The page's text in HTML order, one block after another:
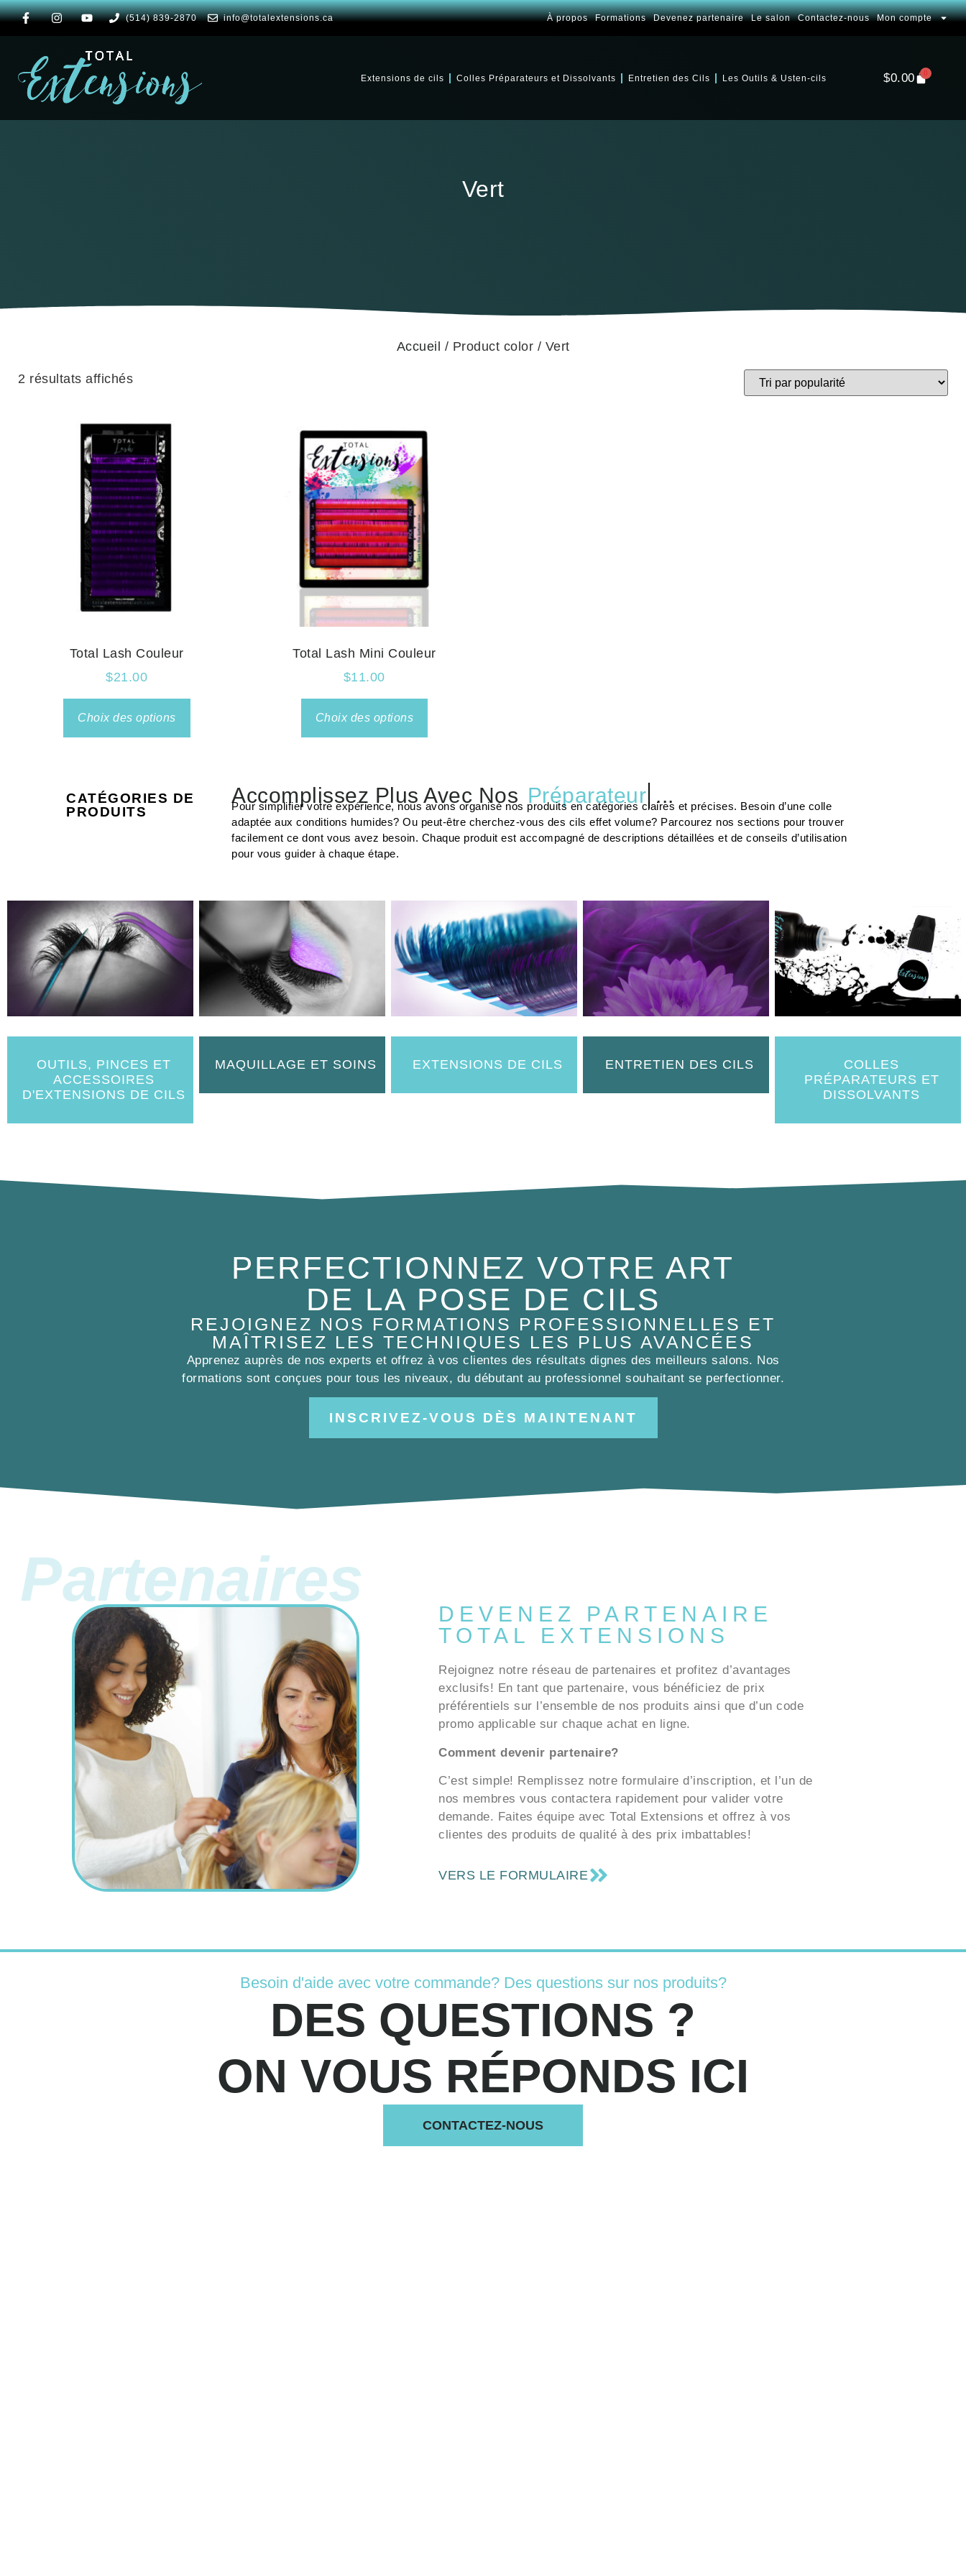
(514) 839-2870 info@totalextensions.ca À propos Formations Devenez partenaire Le salon Contactez-nous Mon compte
Extensions de cils Colles Préparateurs et Dissolvants Entretien des Cils Les Outils & Usten-cils $0.00 0
Vert
Accueil / Product color / Vert
2 résultats affichés
Total Lash Couleur
$21.00
Choix des options
Total Lash Mini Couleur
$11.00
Choix des options
CATÉGORIES DE
PRODUITS
Accomplissez Plus Avec Nos Préparateur...
Pour simplifier votre expérience, nous avons organisé nos produits en catégories claires et précises. Besoin d’une colle
adaptée aux conditions humides? Ou peut-être cherchez-vous des cils effet volume? Parcourez nos sections pour trouver
facilement ce dont vous avez besoin. Chaque produit est accompagné de descriptions détaillées et de conseils d’utilisation
pour vous guider à chaque étape.
OUTILS, PINCES ET
ACCESSOIRES
D'EXTENSIONS DE CILS
MAQUILLAGE ET SOINS EXTENSIONS DE CILS ENTRETIEN DES CILS
COLLES
PRÉPARATEURS ET
DISSOLVANTS
PERFECTIONNEZ VOTRE ART
DE LA POSE DE CILS
REJOIGNEZ NOS FORMATIONS PROFESSIONNELLES ET
MAÎTRISEZ LES TECHNIQUES LES PLUS AVANCÉES
Apprenez auprès de nos experts et offrez à vos clientes des résultats dignes des meilleurs salons. Nos
formations sont conçues pour tous les niveaux, du débutant au professionnel souhaitant se perfectionner.
INSCRIVEZ-VOUS DÈS MAINTENANT
DEVENEZ PARTENAIRE
TOTAL EXTENSIONS
Partenaires
Rejoignez notre réseau de partenaires et profitez d’avantages
exclusifs! En tant que partenaire, vous bénéficiez de prix
préférentiels sur l’ensemble de nos produits ainsi que d’un code
promo applicable sur chaque achat en ligne.
Comment devenir partenaire?
C’est simple! Remplissez notre formulaire d’inscription, et l’un de
nos membres vous contactera rapidement pour valider votre
demande. Faites équipe avec Total Extensions et offrez à vos
clientes des produits de qualité à des prix imbattables!
VERS LE FORMULAIRE
Besoin d'aide avec votre commande? Des questions sur nos produits?
DES QUESTIONS ?
ON VOUS RÉPONDS ICI
CONTACTEZ-NOUS